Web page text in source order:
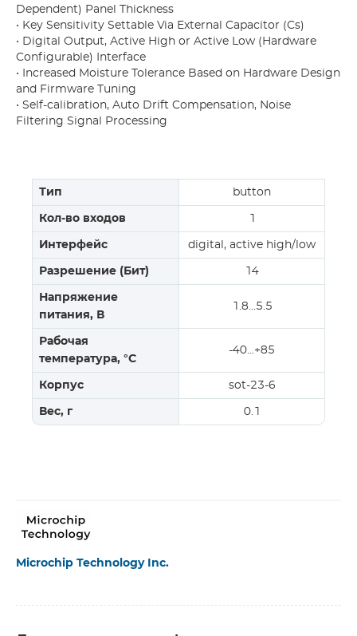
Dependent) Panel Thickness
• Key Sensitivity Settable Via External Capacitor (Cs)
• Digital Output, Active High or Active Low (Hardware
Configurable) Interface
• Increased Moisture Tolerance Based on Hardware Design
and Firmware Tuning
• Self-calibration, Auto Drift Compensation, Noise
Filtering Signal Processing
Тип button
Кол-во входов
Интерфейс digital, active high/low
Разрешение (Бит) 14
Напряжение
питания, В
1.8…5.5
Рабочая
температура, °C
-40…+85
Корпус sot-23-6
Вес, г 0.1
Microchip Technology Inc.